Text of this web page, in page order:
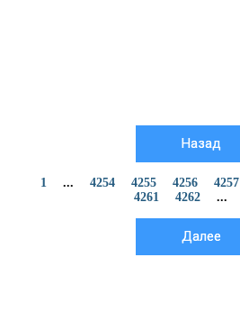
Назад
1 ... 4254 4255 4256 4257
4261
4262 ...
Далее